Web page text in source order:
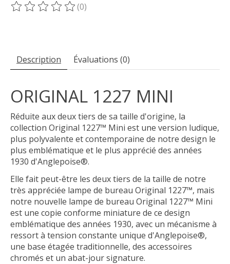
Ce produit est évalué à
(0)
Description Évaluations (0)
ORIGINAL 1227 MINI
Réduite aux deux tiers de sa taille d'origine, la
collection Original 1227™ Mini est une version ludique,
plus polyvalente et contemporaine de notre design le
plus emblématique et le plus apprécié des années
1930 d'Anglepoise®.
Elle fait peut-être les deux tiers de la taille de notre
très appréciée lampe de bureau Original 1227™, mais
notre nouvelle lampe de bureau Original 1227™ Mini
est une copie conforme miniature de ce design
emblématique des années 1930, avec un mécanisme à
ressort à tension constante unique d'Anglepoise®,
une base étagée traditionnelle, des accessoires
chromés et un abat-jour signature.